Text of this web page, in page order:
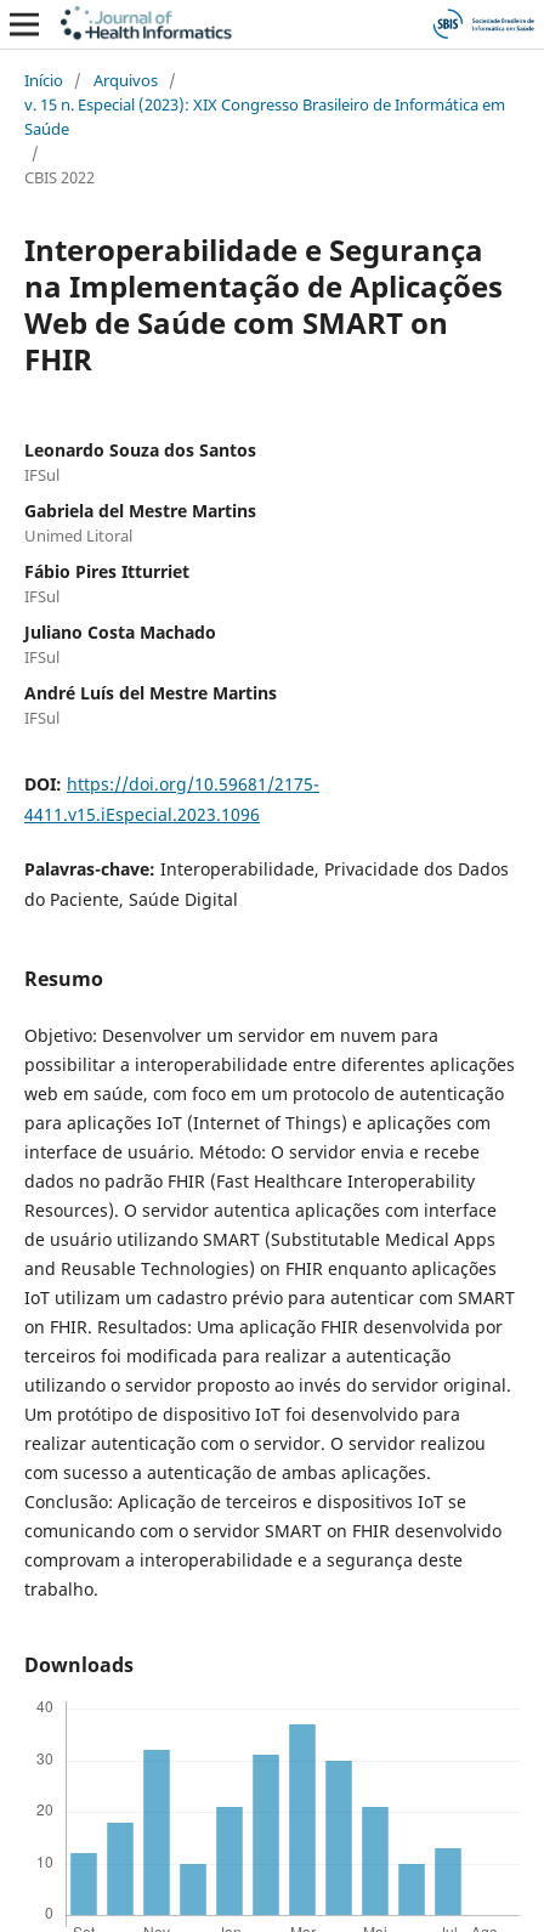
Início / Arquivos /
v. 15 n. Especial (2023): XIX Congresso Brasileiro de Informática em
Saúde
/
CBIS 2022
Interoperabilidade e Segurança
na Implementação de Aplicações
Web de Saúde com SMART on
FHIR
Leonardo Souza dos Santos
IFSul
Gabriela del Mestre Martins
Unimed Litoral
Fábio Pires Itturriet
IFSul
Juliano Costa Machado
IFSul
André Luís del Mestre Martins
IFSul
DOI: https://doi.org/10.59681/2175-
4411.v15.iEspecial.2023.1096
Palavras-chave: Interoperabilidade, Privacidade dos Dados
do Paciente, Saúde Digital
Resumo
Objetivo: Desenvolver um servidor em nuvem para
possibilitar a interoperabilidade entre diferentes aplicações
web em saúde, com foco em um protocolo de autenticação
para aplicações IoT (Internet of Things) e aplicações com
interface de usuário. Método: O servidor envia e recebe
dados no padrão FHIR (Fast Healthcare Interoperability
Resources). O servidor autentica aplicações com interface
de usuário utilizando SMART (Substitutable Medical Apps
and Reusable Technologies) on FHIR enquanto aplicações
IoT utilizam um cadastro prévio para autenticar com SMART
on FHIR. Resultados: Uma aplicação FHIR desenvolvida por
terceiros foi modificada para realizar a autenticação
utilizando o servidor proposto ao invés do servidor original.
Um protótipo de dispositivo IoT foi desenvolvido para
realizar autenticação com o servidor. O servidor realizou
com sucesso a autenticação de ambas aplicações.
Conclusão: Aplicação de terceiros e dispositivos IoT se
comunicando com o servidor SMART on FHIR desenvolvido
comprovam a interoperabilidade e a segurança deste
trabalho.
Downloads